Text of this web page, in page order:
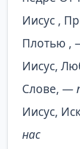
Иисус ,
Плотью ,
Иисус,
Слове, —
Иисус,
нас